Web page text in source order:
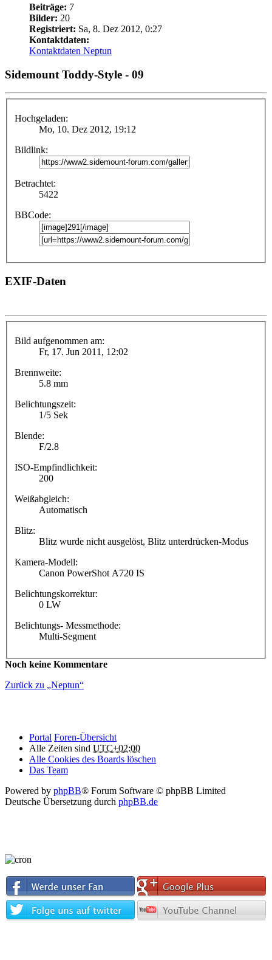
Beiträge: 7
Bilder: 20
Registriert: Sa, 8. Dez 2012, 0:27
Kontaktdaten:
Kontaktdaten Neptun
Sidemount Toddy-Style - 09
Hochgeladen:
Mo, 10. Dez 2012, 19:12
Bildlink:
Betrachtet:
5422
BBCode:
EXIF-Daten
Bild aufgenommen am:
Fr, 17. Jun 2011, 12:02
Brennweite:
5.8 mm
Belichtungszeit:
1/5 Sek
Blende:
F/2.8
ISO-Empfindlichkeit:
200
Weißabgleich:
Automatisch
Blitz:
Blitz wurde nicht ausgelöst, Blitz unterdrücken-Modus
Kamera-Modell:
Canon PowerShot A720 IS
Belichtungskorrektur:
0 LW
Belichtungs- Messmethode:
Multi-Segment
Noch keine Kommentare
Zurück zu „Neptun“
Portal Foren-Übersicht
Alle Zeiten sind UTC+02:00
Alle Cookies des Boards löschen
Das Team
Powered by phpBB® Forum Software © phpBB Limited
Deutsche Übersetzung durch phpBB.de